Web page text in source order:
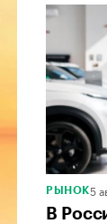
РЫНОК5
В